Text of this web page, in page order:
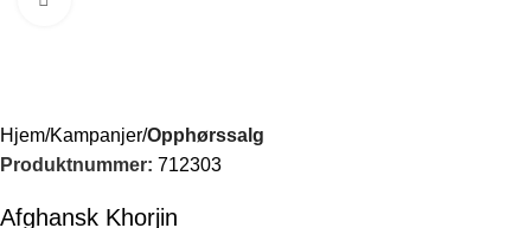
Hjem Kampanjer Opphørssalg
Produktnummer: 712303
Afghansk Khorjin